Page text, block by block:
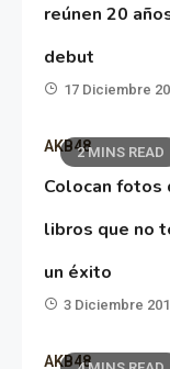
reúnen 20
debut
17 Diciembre
2 MINS READ
AKB48
Colocan fotos
libros que no
un éxito
3 Diciembre
AKB48